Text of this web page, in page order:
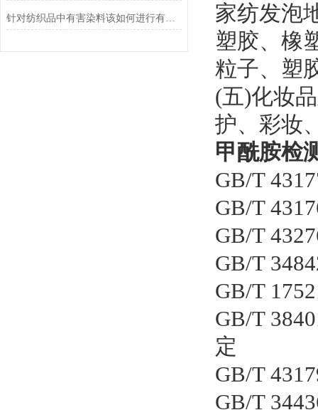
针对纺织品中有害染料该如何进行有毒有害物质检测呢
家纺发泡
塑胶、橡
粒子、塑
(五)化妆
护、彩妆
甲酰胺检
GB/T
GB/T
GB/T
GB/T
GB/T
GB/T
定
GB/T
GB/T